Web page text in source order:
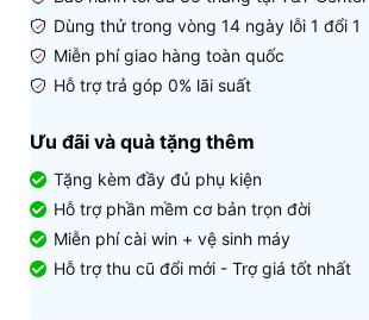
Dùng thử trong vòng 14 ngày lỗi 1 đổi 1
Miễn phí giao hàng toàn quốc
Hỗ trợ trả góp 0% lãi suất
Ưu đãi và quà tặng thêm
Tặng kèm đầy đủ phụ kiện
Hỗ trợ phần mềm cơ bản trọn đời
Miễn phí cài win + vệ sinh máy
Hỗ trợ thu cũ đổi mới - Trợ giá tốt nhất